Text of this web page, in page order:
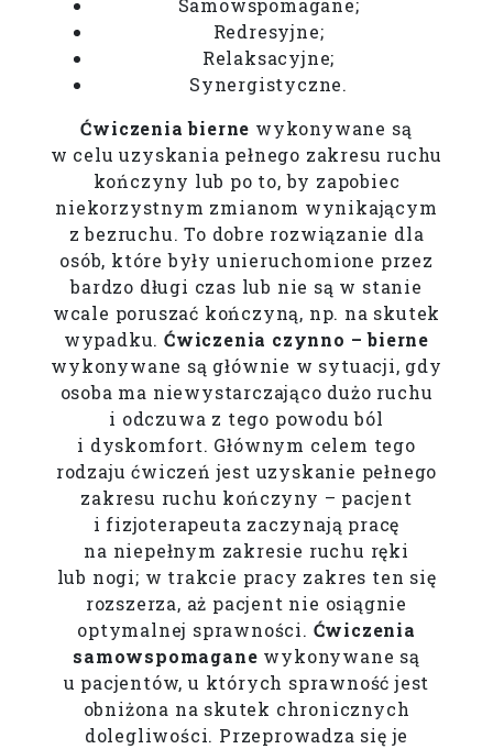
Samowspomagane;
Redresyjne;
Relaksacyjne;
Synergistyczne.
Ćwiczenia bierne wykonywane są
w celu uzyskania pełnego zakresu ruchu
kończyny lub po to, by zapobiec
niekorzystnym zmianom wynikającym
z bezruchu. To dobre rozwiązanie dla
osób, które były unieruchomione przez
bardzo długi czas lub nie są w stanie
wcale poruszać kończyną, np. na skutek
wypadku.Ćwiczenia czynno – bierne
wykonywane są głównie w sytuacji, gdy
osoba ma niewystarczająco dużo ruchu
i odczuwa z tego powodu ból
i dyskomfort. Głównym celem tego
rodzaju ćwiczeń jest uzyskanie pełnego
zakresu ruchu kończyny – pacjent
i fizjoterapeuta zaczynają pracę
na niepełnym zakresie ruchu ręki
lub nogi; w trakcie pracy zakres ten się
rozszerza, aż pacjent nie osiągnie
optymalnej sprawności. Ćwiczenia
samowspomagane wykonywane są
u pacjentów, u których sprawność jest
obniżona na skutek chronicznych
dolegliwości. Przeprowadza się je